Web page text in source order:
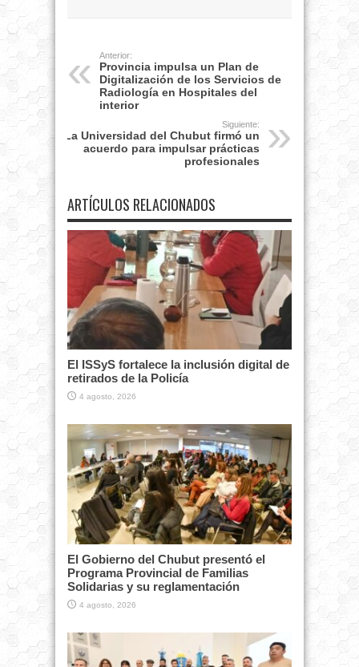
Anterior:
Provincia impulsa un Plan de
Digitalización de los Servicios de
Radiología en Hospitales del
interior
Siguiente:
La Universidad del Chubut firmó un
acuerdo para impulsar prácticas
profesionales
ARTÍCULOS RELACIONADOS
El ISSyS fortalece la inclusión digital de
retirados de la Policía
4 agosto, 2026
El Gobierno del Chubut presentó el
Programa Provincial de Familias
Solidarias y su reglamentación
4 agosto, 2026